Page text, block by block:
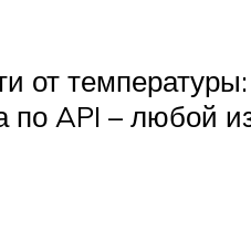
от
API – любой